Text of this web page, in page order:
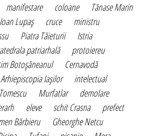
manifestare coloane
Tănase Marin
Ioan Lupaş cruce
ministru
Piatra Tăieturii
Istria
patriarhală
protoiereu
Botoşăneanul
Cernavodă
Arhiepiscopia Iaşilor
intelectual
Murfatlar
demolare
eleve schit Crasna
prefect
Bărbieru
Gheorghe Netcu